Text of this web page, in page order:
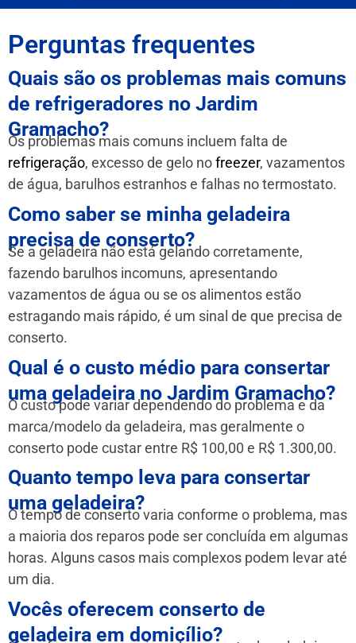
Perguntas frequentes
Quais são os problemas mais comuns
de refrigeradores no Jardim
Gramacho?
Os problemas mais comuns incluem falta de
refrigeração, excesso de gelo nofreezer, vazamentos
de água, barulhos estranhos e falhas no termostato.
Como saber se minha geladeira
precisa de conserto?
Se a geladeira não está gelando corretamente,
fazendo barulhos incomuns, apresentando
vazamentos de água ou se os alimentos estão
estragando mais rápido, é um sinal de que precisa de
conserto.
Qual é o custo médio para consertar
uma geladeira no Jardim Gramacho?
O custo pode variar dependendo do problema e da
marca/modelo da geladeira, mas geralmente o
conserto pode custar entre R$ 100,00 e R$ 1.300,00.
Quanto tempo leva para consertar
uma geladeira?
O tempo de conserto varia conforme o problema, mas
a maioria dos reparos pode ser concluída em algumas
horas. Alguns casos mais complexos podem levar até
um dia.
Vocês oferecem conserto de
geladeira em domicílio?